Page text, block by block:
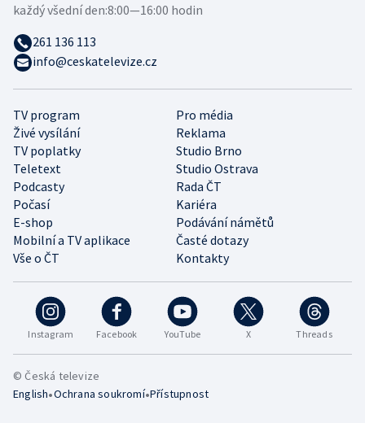
Instagram Facebook YouTube X Threads
TV program
Pro média
Živé vysílání
Reklama
TV poplatky
Studio Brno
Teletext
Studio Ostrava
Podcasty
Rada ČT
Počasí
Kariéra
E-shop
Podávání námětů
Mobilní a TV aplikace
Časté dotazy
Vše o ČT
Kontakty
každý všední den:8:00—16:00 hodin
261 136 113
info@ceskatelevize.cz
© Česká televize
English•Ochrana soukromí•Přístupnost